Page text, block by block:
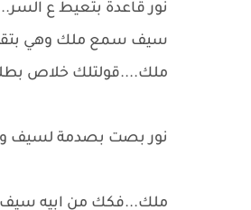
نور قاعدة بتعيط ع
سيف سمع ملك وهي
ملك....قولتلك خلاص
نور بصت بصدمة لسيف
ملك...فكك من ابيه سيف